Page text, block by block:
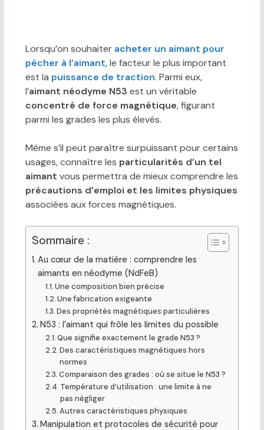
Lorsqu’on souhaiter acheter un aimant pour
pécher à l’aimant, le facteur le plus important
est la puissance de traction. Parmi eux,
l’aimant néodyme N53 est un véritable
concentré de force magnétique, figurant
parmi les grades les plus élevés.
Même s’il peut paraître surpuissant pour certains
usages, connaître les particularités d’un tel
aimant vous permettra de mieux comprendre les
précautions d’emploi et les limites physiques
associées aux forces magnétiques.
Sommaire :
Au cœur de la matière : comprendre les
aimants en néodyme (NdFeB)
Une composition bien précise
Une fabrication exigeante
Des propriétés magnétiques particulières
N53 : l’aimant qui frôle les limites du possible
Que signifie exactement le grade N53 ?
Des caractéristiques magnétiques hors
normes
Comparaison des grades : où se situe le N53 ?
Température d’utilisation : une limite à ne
pas négliger
Autres caractéristiques physiques
Manipulation et protocoles de sécurité pour